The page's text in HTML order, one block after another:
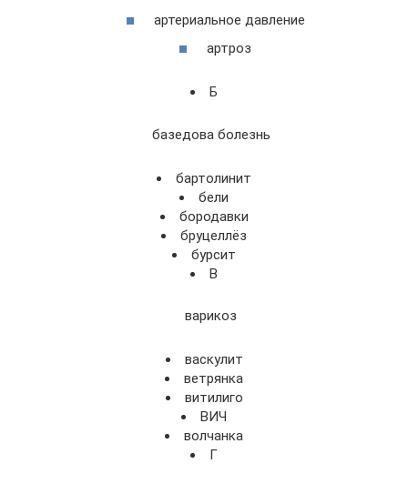
артериальное давление
артроз
Б
базедова болезнь
бартолинит
бели
бородавки
бруцеллёз
бурсит
В
варикоз
васкулит
ветрянка
витилиго
ВИЧ
волчанка
Г